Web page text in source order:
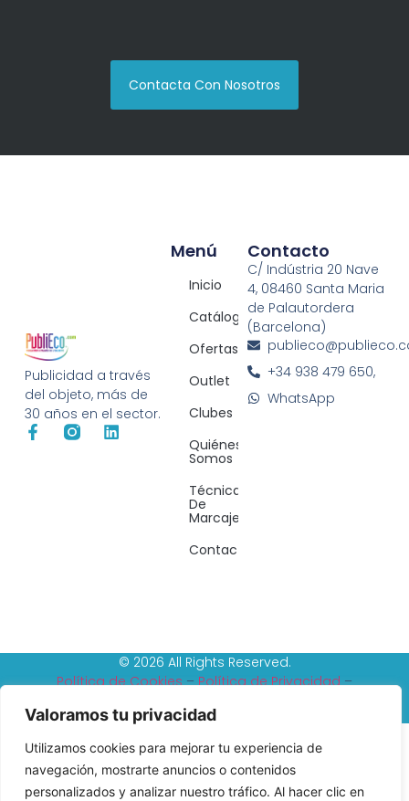
Valoramos tu privacidad
Utilizamos cookies para mejorar tu experiencia de
navegación, mostrarte anuncios o contenidos
personalizados y analizar nuestro tráfico. Al hacer clic en
Contacta Con Nosotros
Publicidad a través
del objeto, más de
30 años en el sector.
Menú
Inicio
Catálogos
Ofertas
Outlet
Clubes
Quiénes
Somos
Técnicas
De
Marcaje
Contacto
Contacto
C/ Indústria 20 Nave
4, 08460 Santa Maria
de Palautordera
(Barcelona)
+34 938 479 650,
WhatsApp
© 2026 All Rights Reserved.
Política de Cookies–Política de Privacidad–